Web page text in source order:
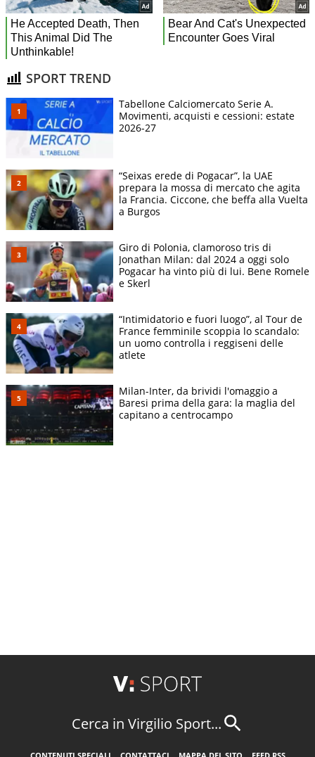
SPORT TREND
Tabellone Calciomercato Serie A.
Movimenti, acquisti e cessioni: estate
2026-27
“Seixas erede di Pogacar”, la UAE
prepara la mossa di mercato che agita
la Francia. Ciccone, che beffa alla Vuelta
a Burgos
Giro di Polonia, clamoroso tris di
Jonathan Milan: dal 2024 a oggi solo
Pogacar ha vinto più di lui. Bene Romele
e Skerl
“Intimidatorio e fuori luogo”, al Tour de
France femminile scoppia lo scandalo:
un uomo controlla i reggiseni delle
atlete
Milan-Inter, da brividi l'omaggio a
Baresi prima della gara: la maglia del
capitano a centrocampo
Cerca in Virgilio Sport...